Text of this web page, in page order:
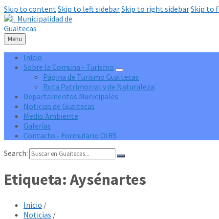
Skip to contentSkip to left sidebarSkip to right sidebarSkip to
Menu
Inicio
Sobre la Comuna - Turismo
Página de Turismo Guaitecas
Ruta Patrimonial y de Naturaleza
Departamentos Municipales
Noticias de Guaitecas
Medio Ambiente
Galerías
Contacto - Formulario OIRS
Search:
Etiqueta: Aysénartes
Inicio /
Noticias /